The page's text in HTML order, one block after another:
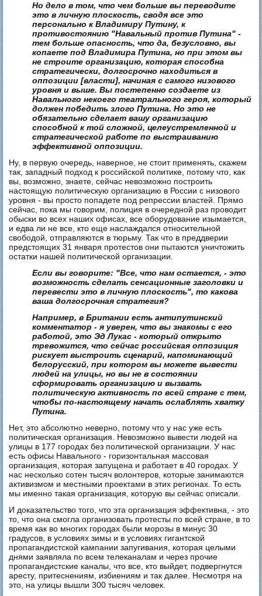
Но дело в том, что чем больше вы переводите
это в личную плоскость, сводя все это
персонально к Владимиру Путину, к
противостоянию "Навальный против Путина" -
тем больше опасность, что да, безусловно, вы
копаете под Владимира Путина, но при этом вы
не строите организацию, которая способна
стратегически, долгосрочно находиться в
оппозиции [власти], начиная с самого низового
уровня и выше. Вы постепенно создаете из
Навального некоего театрального героя, который
должен победить злого Путина. Но это не
обязательно сделает вашу организацию
способной к той сложной, целеустремленной и
стратегической работе по выстраиванию
эффективной оппозиции.
Ну, в первую очередь, наверное, не стоит применять, скажем
так, западный подход к российской политике, потому что, как
вы, возможно, знаете, сейчас невозможно построить
настоящую политическую организацию в России с низового
уровня - вы просто попадете под репрессии властей. Прямо
сейчас, пока мы говорим, полиция в очередной раз проводит
обыски во всех наших офисах, все оборудование изымается,
и едва ли не все, кто еще наслаждался относительной
свободой, отправляются в тюрьму. Так что в преддверии
предстоящих 31 января протестов они пытаются уничтожить
остатки нашей политической организации.
Если вы говорите: "Все, что нам остается, - это
возможность сделать сенсационные заголовки и
перевести это в личную плоскость", то какова
ваша долгосрочная стратегия?
Например, в Британии есть антипутинский
комментатор - я уверен, что вы знакомы с его
работой, это Эд Лукас - который открыто
тревожится, что сейчас российская оппозиция
рискует выстроить сценарий, напоминающий
белорусский, при котором вы можете вывести
людей на улицы, но вы не в состоянии
сформировать организацию и вызвать
политическую активность по всей стране с тем,
чтобы по-настоящему начать ослаблять хватку
Путина.
Нет, это абсолютно неверно, потому что у нас уже есть
политическая организация. Невозможно вывести людей на
улицы в 177 городах без политической организации. У нас
есть офисы Навального - горизонтальная массовая
организация, которая запущена и работает в 40 городах. У
нас несколько сотен тысяч волонтеров, которые занимаются
активизмом и местными проектами в этих регионах. То есть
мы именно такая организация, которую вы сейчас описали.
И доказательство того, что эта организация эффективна, - это
то, что она смогла организовать протесты по всей стране, в то
время как во многих городах были морозы в минус 30
градусов, в условиях зимы и в условиях гигантской
пропагандистской кампании запугивания, которая целыми
днями заявляла по всем телеканалам и через прочие
пропагандистские каналы, что все, кто выйдет, подвергнутся
аресту, притеснениям, избиениям и так далее. Несмотря на
это, на улицы вышли 300 тысяч человек.